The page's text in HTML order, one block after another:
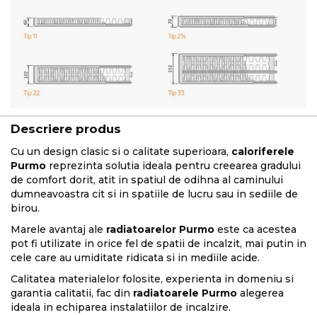
Descriere produs
Cu un design clasic si o calitate superioara, caloriferele
Purmo reprezinta solutia ideala pentru creearea gradului
de comfort dorit, atit in spatiul de odihna al caminului
dumneavoastra cit si in spatiile de lucru sau in sediile de
birou.
Marele avantaj ale radiatoarelor Purmo este ca acestea
pot fi utilizate in orice fel de spatii de incalzit, mai putin in
cele care au umiditate ridicata si in mediile acide.
Calitatea materialelor folosite, experienta in domeniu si
garantia calitatii, fac din radiatoarele Purmo alegerea
ideala in echiparea instalatiilor de incalzire.